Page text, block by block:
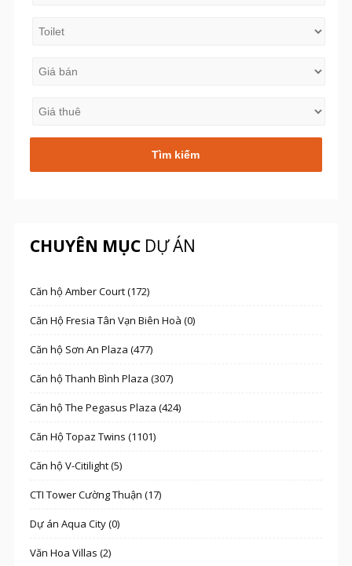
CHUYÊN MỤCDỰ ÁN
Căn hộ Amber Court (172)
Căn Hộ Fresia Tân Vạn Biên Hoà (0)
Căn hộ Sơn An Plaza (477)
Căn hộ Thanh Bình Plaza (307)
Căn hộ The Pegasus Plaza (424)
Căn Hộ Topaz Twins (1101)
Căn hộ V-Citilight (5)
CTI Tower Cường Thuận (17)
Dự án Aqua City (0)
Văn Hoa Villas (2)